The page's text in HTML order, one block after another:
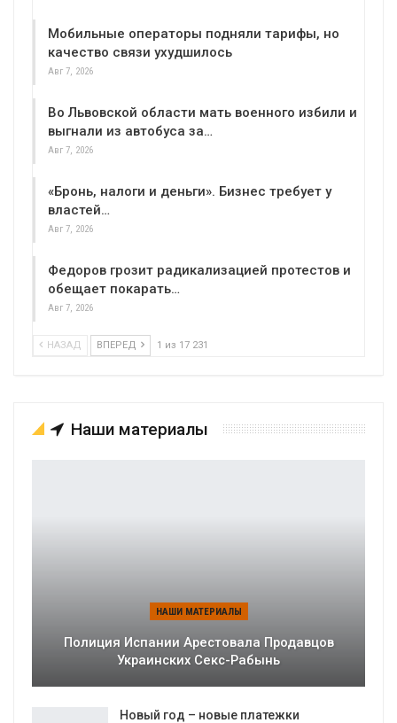
Мобильные операторы подняли тарифы, но
качество связи ухудшилось
Авг 7, 2026
Во Львовской области мать военного избили и
выгнали из автобуса за…
Авг 7, 2026
«Бронь, налоги и деньги». Бизнес требует у
властей…
Авг 7, 2026
Федоров грозит радикализацией протестов и
обещает покарать…
Авг 7, 2026
НАЗАД ВПЕРЕД 1 из 17 231
Наши материалы
НАШИ МАТЕРИАЛЫ
Полиция Испании Арестовала Продавцов
Украинских Секс-Рабынь
Новый год – новые платежки